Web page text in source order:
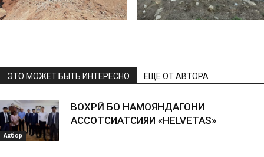
ЭТО МОЖЕТ БЫТЬ ИНТЕРЕСНО ЕЩЕ ОТ АВТОРА
Ахбор
ВОХӮРӢ БО НАМОЯНДАГОНИ
АССОТСИАТСИЯИ «HELVETAS»